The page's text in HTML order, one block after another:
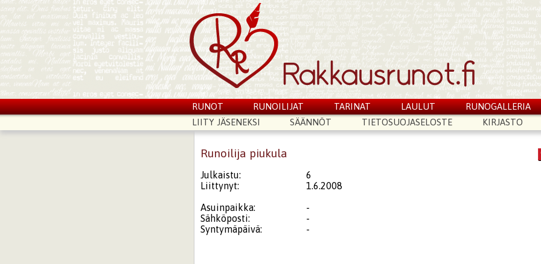
RUNOT RUNOILIJAT TARINAT LAULUT
RUNOGALLERIA
LIITY JÄSENEKSI
SÄÄNNÖT TIETOSUOJASELOSTE KIRJASTO
Runoilija piukula
Julkaistu:
6
Liittynyt:
1.6.2008
Asuinpaikka:
-
Sähköposti:
-
Syntymäpäivä:
-